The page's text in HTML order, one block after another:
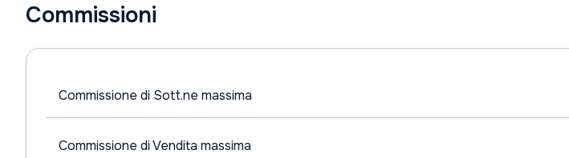
Commissioni
Commissione di Sott.ne massima
Commissione di Vendita massima